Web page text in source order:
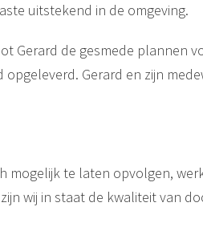
uitstekend in de omgeving.
Gerard de gesmede
Gerard en zijn
mogelijk te laten opvolgen,
wij in staat de kwaliteit van